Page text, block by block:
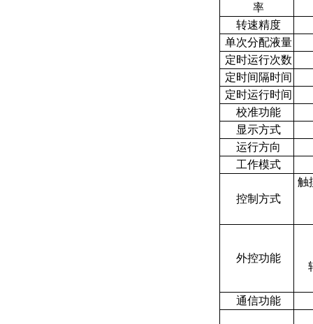
率
转速精度
单次分配液量
定时运行次数
定时间隔时间
定时运行时间
校准功能
显示方式
运行方向
工作模式
控制方式
触
外控功能
通信功能